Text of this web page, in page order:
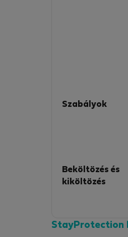
accommodation
that the
Szabályok
Beköltözés és
kiköltözés
StayProtection